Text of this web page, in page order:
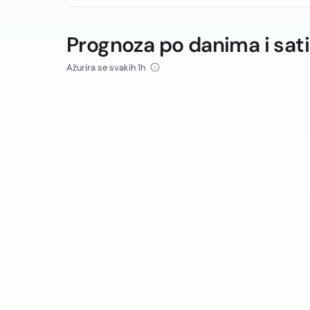
Prognoza po danima i
Ažurira se svakih 1h